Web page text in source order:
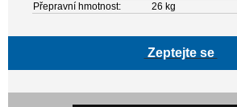
Přepravní hmotnost:
26 kg
Zeptejte se